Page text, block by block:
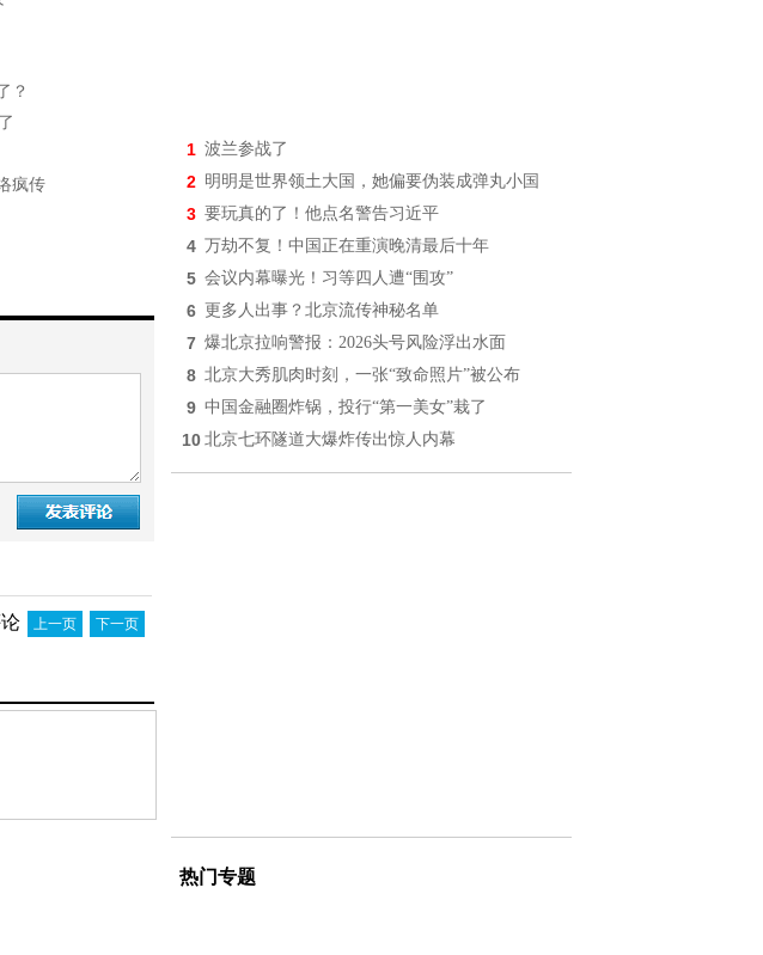
？
疯传
上一页 下一页
1 波兰参战了
2 明明是世界领土大国，她偏要伪装成弹丸小国
3 要玩真的了！他点名警告习近平
4 万劫不复！中国正在重演晚清最后十年
5 会议内幕曝光！习等四人遭“围攻”
6 更多人出事？北京流传神秘名单
7 爆北京拉响警报：2026头号风险浮出水面
8 北京大秀肌肉时刻，一张“致命照片”被公布
9 中国金融圈炸锅，投行“第一美女”栽了
10 北京七环隧道大爆炸传出惊人内幕
热门专题